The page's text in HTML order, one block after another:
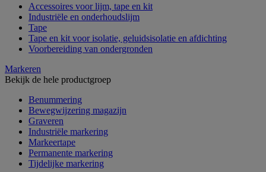
Accessoires voor lijm, tape en kit
Industriële en onderhoudslijm
Tape
Tape en kit voor isolatie, geluidsisolatie en afdichting
Voorbereiding van ondergronden
Markeren
Bekijk de hele productgroep
Benummering
Bewegwijzering magazijn
Graveren
Industriële markering
Markeertape
Permanente markering
Tijdelijke markering